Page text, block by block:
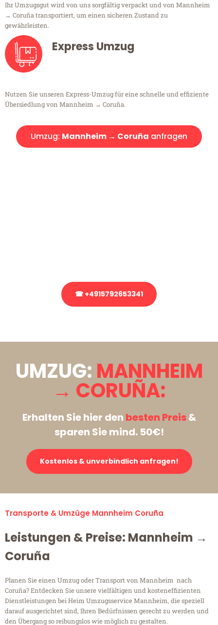
Ihr Umzugsgut wird von uns sorgfältig verpackt und von Mannheim
→ Coruña transportiert, um einen sicheren Zustand zu
gewährleisten.
Express Umzug
Nutzen Sie unseren Express-Umzug für eine schnelle und effiziente
Übersiedlung von Mannheim → Coruña.
Umzug: Mannheim → Coruña anfragen
☎ +4915792653341
UMZUG: MANNHEIM
→ CORUÑA:
Erhalten Sie hier den besten Preis&
sparen Sie mind. 50€!
Kostenlos & unverbindlich anfragen!
Transporte & Umzüge Mannheim Coruña
Leistungen & Preise: Mannheim →
Coruña
Planen Sie einen Umzug oder Transport von Mannheim nach
Coruña? Entdecken Sie unsere vielfältigen und kosteneffizienten
Dienstleistungen bei Heim Umzugsservice Mannheim, die speziell
darauf ausgerichtet sind, Ihren Bedürfnissen gerecht zu werden und
den Übergang so reibungslos wie möglich zu gestalten.